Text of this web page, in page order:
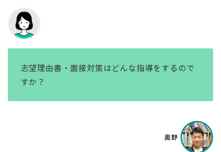
志望理由書・面接対策はどんな指導をするので
すか？
奥野